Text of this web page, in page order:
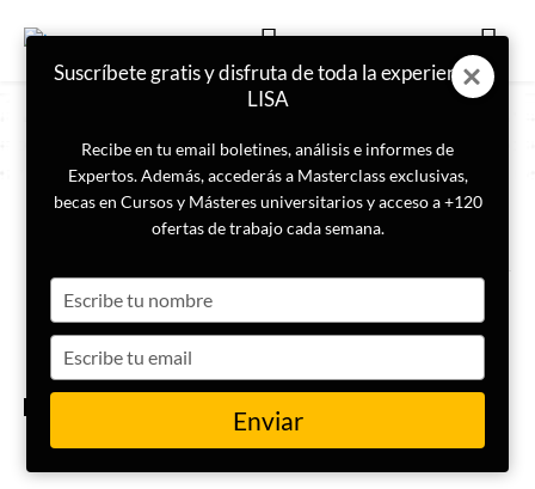
ETIQUETA
Jersón
¿Qué es ‘Novorossiya’ o ‘Nueva
Rusia’, dónde se ubica y por
qué es tan importante para el
Kremlin?
Suscríbete gratis y disfruta de toda la experiencia
LISA
Recibe en tu email boletines, análisis e informes de
Expertos. Además, accederás a Masterclass exclusivas,
becas en Cursos y Másteres universitarios y acceso a +120
ofertas de trabajo cada semana.
your
name
your
email
Enviar